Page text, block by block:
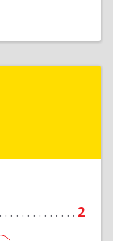
2
Леонид